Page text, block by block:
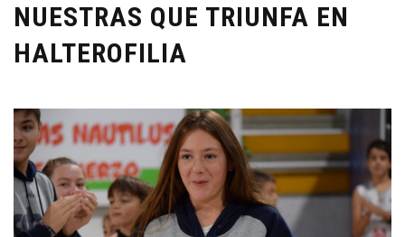
NUESTRAS QUE TRIUNFA EN
HALTEROFILIA